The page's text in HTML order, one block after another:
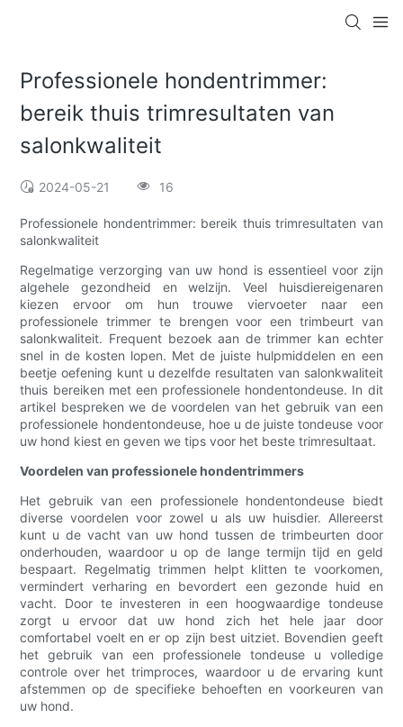
Professionele hondentrimmer:
bereik thuis trimresultaten van
salonkwaliteit
2024-05-21 16
Professionele hondentrimmer: bereik thuis trimresultaten van
salonkwaliteit
Regelmatige verzorging van uw hond is essentieel voor zijn
algehele gezondheid en welzijn. Veel huisdiereigenaren
kiezen ervoor om hun trouwe viervoeter naar een
professionele trimmer te brengen voor een trimbeurt van
salonkwaliteit. Frequent bezoek aan de trimmer kan echter
snel in de kosten lopen. Met de juiste hulpmiddelen en een
beetje oefening kunt u dezelfde resultaten van salonkwaliteit
thuis bereiken met een professionele hondentondeuse. In dit
artikel bespreken we de voordelen van het gebruik van een
professionele hondentondeuse, hoe u de juiste tondeuse voor
uw hond kiest en geven we tips voor het beste trimresultaat.
Voordelen van professionele hondentrimmers
Het gebruik van een professionele hondentondeuse biedt
diverse voordelen voor zowel u als uw huisdier. Allereerst
kunt u de vacht van uw hond tussen de trimbeurten door
onderhouden, waardoor u op de lange termijn tijd en geld
bespaart. Regelmatig trimmen helpt klitten te voorkomen,
vermindert verharing en bevordert een gezonde huid en
vacht. Door te investeren in een hoogwaardige tondeuse
zorgt u ervoor dat uw hond zich het hele jaar door
comfortabel voelt en er op zijn best uitziet. Bovendien geeft
het gebruik van een professionele tondeuse u volledige
controle over het trimproces, waardoor u de ervaring kunt
afstemmen op de specifieke behoeften en voorkeuren van
uw hond.